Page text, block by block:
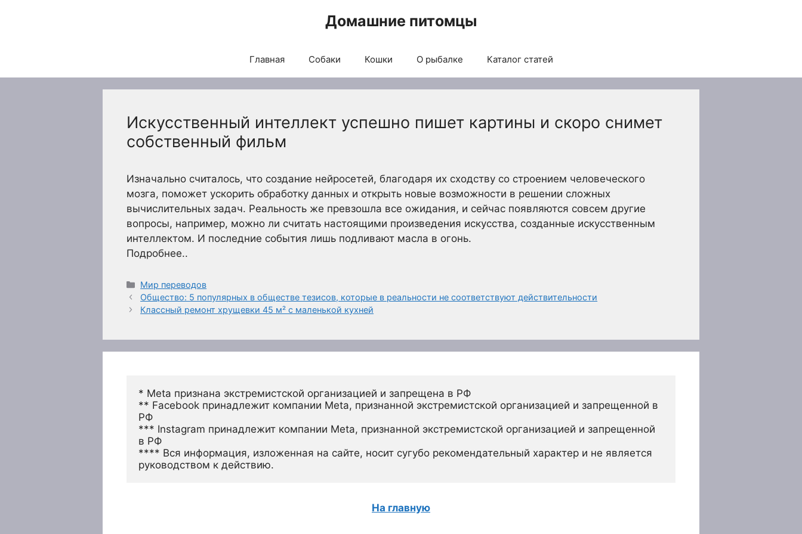
Домашние питомцы
Главная Собаки Кошки О рыбалке Каталог статей
Искусственный интеллект успешно пишет картины и скоро снимет
собственный фильм
Изначально считалось, что создание нейросетей, благодаря их сходству со строением человеческого
мозга, поможет ускорить обработку данных и открыть новые возможности в решении сложных
вычислительных задач. Реальность же превзошла все ожидания, и сейчас появляются совсем другие
вопросы, например, можно ли считать настоящими произведения искусства, созданные искусственным
интеллектом. И последние события лишь подливают масла в огонь.
Подробнее..
Рубрики
Мир переводов
Общество: 5 популярных в обществе тезисов, которые в реальности не соответствуют действительности
Классный ремонт хрущевки 45 м² с маленькой кухней
* Meta признана экстремистской организацией и запрещена в РФ
** Facebook принадлежит компании Meta, признанной экстремистской организацией и запрещенной в
РФ
*** Instagram принадлежит компании Meta, признанной экстремистской организацией и запрещенной
в РФ
**** Вся информация, изложенная на сайте, носит сугубо рекомендательный характер и не является
руководством к действию.
На главную